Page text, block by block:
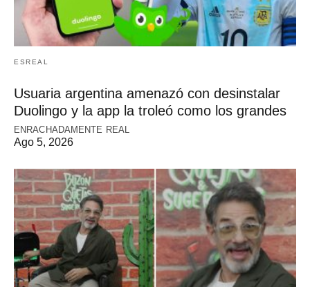
ESREAL
Usuaria argentina amenazó con desinstalar
Duolingo y la app la troleó como los grandes
ENRACHADAMENTE REAL
Ago 5, 2026